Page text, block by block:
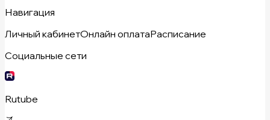
Навигация
Личный кабинетОнлайн оплатаРасписание
Социальные сети
Rutube